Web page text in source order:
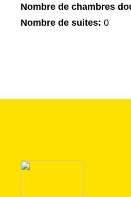
Nombre de chambres
Nombre de suites: 0